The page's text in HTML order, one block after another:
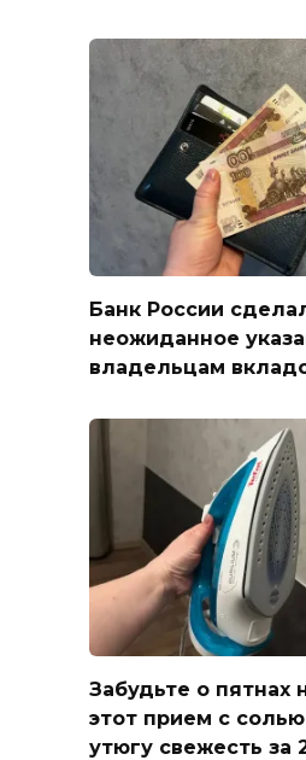
Банк России
неожиданное
владельцам
Забудьте о пятнах
этот прием с
утюгу свежесть за